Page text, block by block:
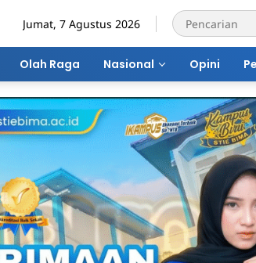
Jumat, 7 Agustus 2026
Olah Raga Nasional Opini